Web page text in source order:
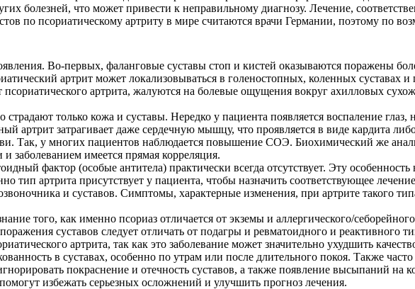
болезней, что может привести к неправильному диагнозу. Лечение,
по псориатическому артриту в мире считаются врачи Германии, поэтому по
Во-первых, фаланговые суставы стоп и кистей оказываются поражены
артрит может локализовываться в голеностопных, коленных суставах и
артрита, жалуются на болевые ощущения вокруг ахилловых
страдают только кожа и суставы. Нередко у пациента появляется воспаление
артрит затрагивает даже сердечную мышцу, что проявляется в виде кардита
Так, у многих пациентов наблюдается повышение СОЭ. Биохимический же
заболеванием имеется прямая корреляция.
фактор (особые антитела) практически всегда отсутствует. Эту особенность
тип артрита присутствует у пациента, чтобы назначить соответствующее
и суставов. Симптомы, характерные изменения, при артрите такого
того, как именно псориаз отличается от экземы и аллергического/
суставов следует отличать от подагры и ревматоидного и реактивного
артрита, так как это заболевание может значительно ухудшить
в суставах, особенно по утрам или после длительного покоя. Также
покраснение и отечность суставов, а также появление высыпаний на
избежать серьезных осложнений и улучшить прогноз лечения.